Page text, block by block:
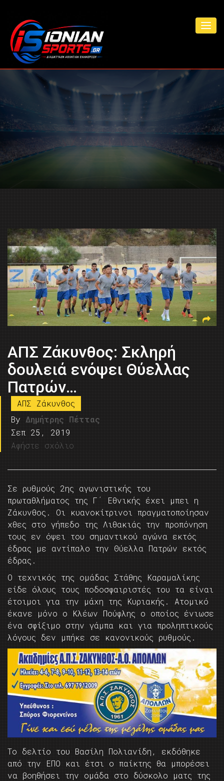
ΑΠΣ Ζάκυνθος: Σκληρή
δουλειά ενόψει Θύελλας
Πατρών…
ΑΠΣ Ζάκυνθος
By Δημήτρης Πέττας
Σεπ 25, 2019
Αφήστε σχόλιο
Σε ρυθμούς 2ης αγωνιστικής του
πρωταθλήματος της Γ΄ Εθνικής έχει μπει η
Ζάκυνθος. Οι κυανοκίτρινοι πραγματοποίησαν
χθες στο γήπεδο της Λιθακιάς την προπόνηση
τους εν όψει του σημαντικού αγώνα εκτός
έδρας με αντίπαλο την Θύελλα Πατρών εκτός
έδρας.
Ο τεχνικός της ομάδας Στάθης Καραμαλίκης
είδε όλους τους ποδοσφαιριστές του τα είναι
έτοιμοι για την μάχη της Κυριακής. Ατομικό
έκανε μόνο ο Κλέων Πούφλης ο οποίος ένιωσε
ένα σφίξιμο στην γάμπα και για προληπτικούς
λόγους δεν μπήκε σε κανονικούς ρυθμούς.
Το δελτίο του Βασίλη Πολιανίδη, εκδόθηκε
από την ΕΠΟ και έτσι ο παίκτης θα μπορέσει
να βοηθήσει την ομάδα στο δύσκολο ματς της